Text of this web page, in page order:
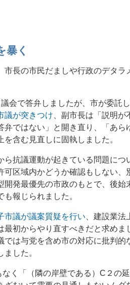
暴く
長の市民だましや行政のデタラ
会で答弁しましたが、市が委託
議が突きつけ 、副市長は「説明が
ではない」と開き直り、「あら
含む見直しに固執しました。
抗議運動が起きている問題につ
区域内かどうか確認もしない、
発最優先の市政のもとで、後始
報じられました。
市議が議案質疑を行い 、建設業法
初からやり直すべきだと求めま
は与党を含め市の対応に批判的
した。
く「（隣の岸壁である）C２の延